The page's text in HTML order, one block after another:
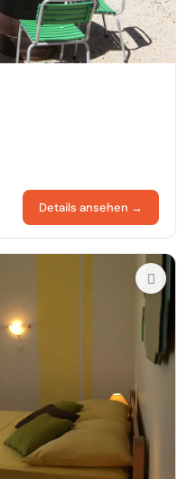
Details ansehen →